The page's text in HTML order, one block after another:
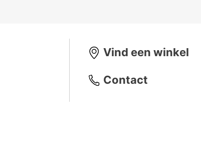
Vind een winkel
Contact